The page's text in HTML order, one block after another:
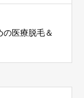
医療脱毛＆